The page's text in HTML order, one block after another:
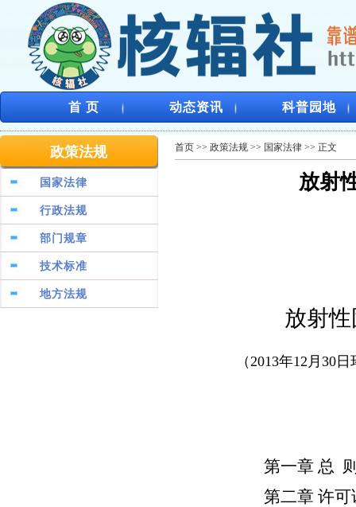
首 页 动态资讯 科普园地
政策法规
国家法律
行政法规
部门规章
技术标准
地方法规
首页 >> 政策法规 >> 国家法律 >> 正文
放射
放射
（2013年12月30
第一章 总
第二章 许可